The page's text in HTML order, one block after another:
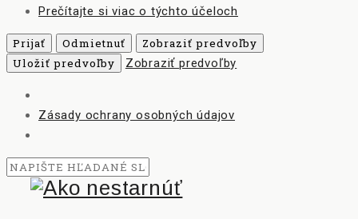
Prečítajte si viac o týchto účeloch
Prijať Odmietnuť
Zobraziť predvoľby
Uložiť predvoľby
Zobraziť predvoľby
Zásady ochrany osobných údajov